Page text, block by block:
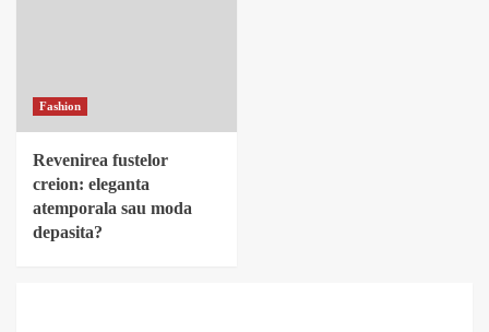
Fashion
Revenirea fustelor
creion: eleganta
atemporala sau moda
depasita?